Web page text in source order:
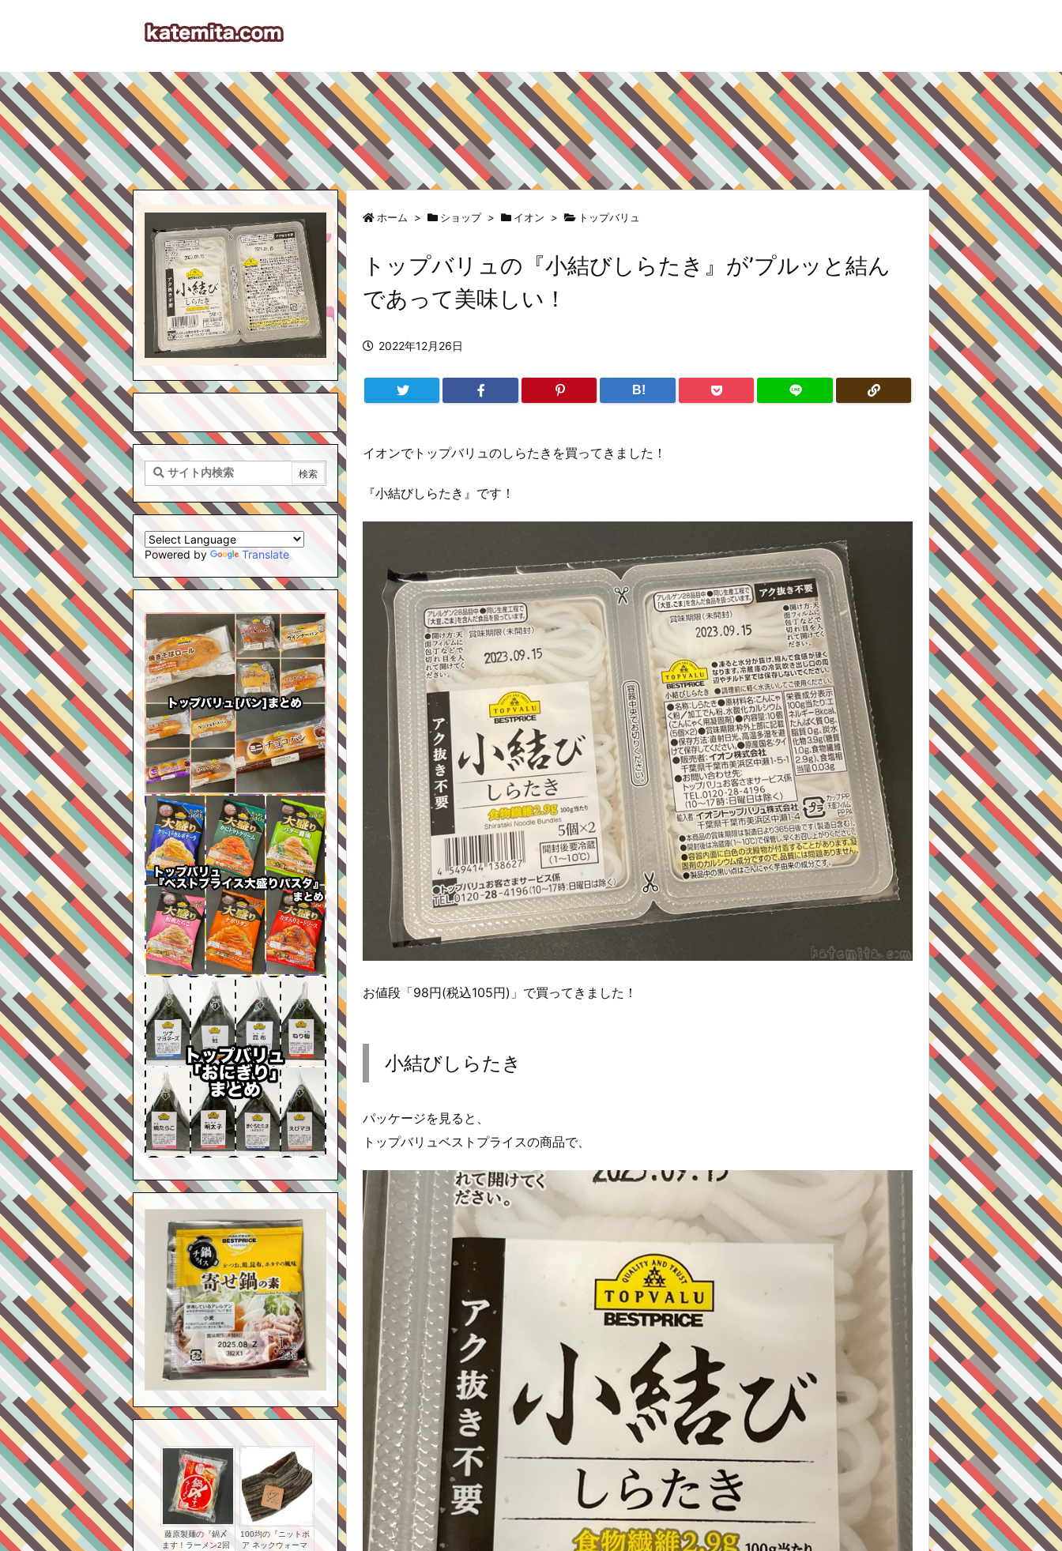
ホーム > ショップ > イオン > トップバリュ
トップバリュの『小結びしらたき』が’プルッと結ん
であって美味しい！
2022年12月26日
B!
イオンでトップバリュのしらたきを買ってきました！
『小結びしらたき』です！
お値段「98円(税込105円)」で買ってきました！
小結びしらたき
パッケージを見ると、
トップバリュベストプライスの商品で、
Powered by Translate
藤原製麺の『鍋〆
ます！ラーメン2回
100均の『ニットボ
ア ネックウォーマ